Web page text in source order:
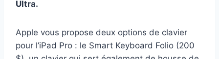
Ultra.
Apple vous propose deux options de clavier
pour l’iPad Pro : le Smart Keyboard Folio (200